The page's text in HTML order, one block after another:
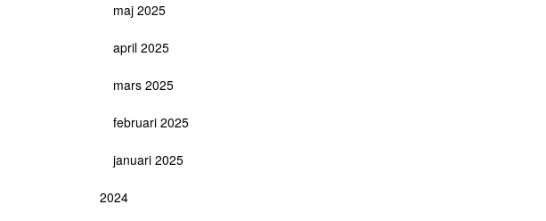
maj 2025
april 2025
mars 2025
februari 2025
januari 2025
2024